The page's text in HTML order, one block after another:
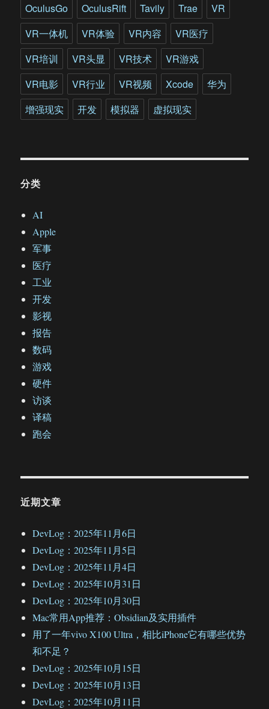
时
代
即
将
到
来
OculusGo
OculusRift Tavily Trae
VR
VR一体机
VR体验 VR内容
VR医疗
VR培训
VR头显 VR技术
VR游戏
VR电影
VR行业 VR视频 Xcode
华为
增强现实
开发 模拟器 虚拟现实
分类
AI
Apple
军事
医疗
工业
开发
影视
报告
数码
游戏
硬件
访谈
译稿
跑会
近期文章
DevLog：2025年11月6日
DevLog：2025年11月5日
DevLog：2025年11月4日
DevLog：2025年10月31日
DevLog：2025年10月30日
Mac常用App推荐：Obsidian及实用插件
用了一年vivo X100 Ultra，相比iPhone它有哪些优势
和不足？
DevLog：2025年10月15日
DevLog：2025年10月13日
DevLog：2025年10月11日